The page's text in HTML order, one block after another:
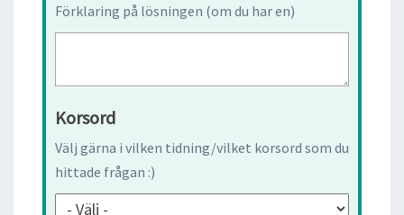
Förklaring på lösningen (om du har en)
Korsord
Välj gärna i vilken tidning/vilket korsord som du
hittade frågan :)